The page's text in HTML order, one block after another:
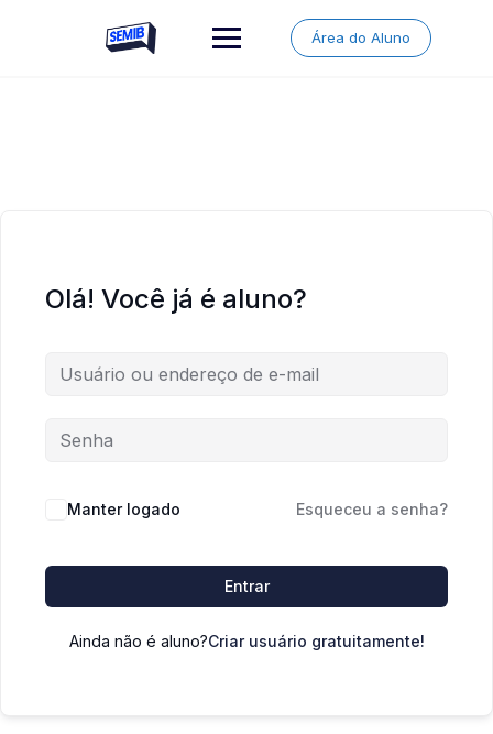
Área do Aluno
Olá! Você já é aluno?
Manter logado Esqueceu a senha?
Entrar
Ainda não é aluno?Criar usuário gratuitamente!